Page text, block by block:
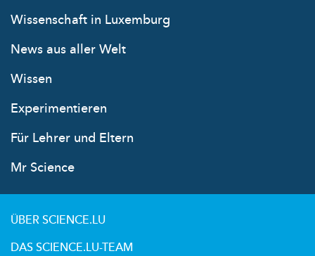
Wissenschaft in Luxemburg
News aus aller Welt
Wissen
Experimentieren
Für Lehrer und Eltern
Mr Science
ÜBER SCIENCE.LU
DAS SCIENCE.LU-TEAM